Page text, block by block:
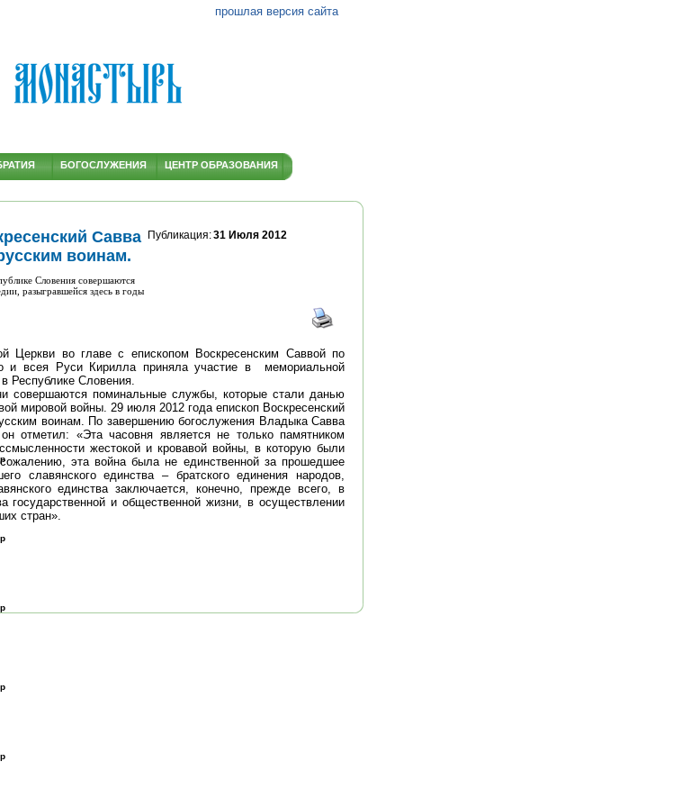
Савва
воинам.
Словения совершаются
разыгравшейся здесь в годы
Публикация:31 Июля 2012
Церкви во главе с епископом Воскресенским Саввой по
и всея Руси Кирилла приняла участие в мемориальной
Республике Словения.
совершаются поминальные службы, которые стали данью
мировой войны. 29 июля 2012 года епископ Воскресенский
воинам. По завершению богослужения Владыка Савва
отметил: «Эта часовня является не только памятником
жестокой и кровавой войны, в которую были
эта война была не единственной за прошедшее
славянского единства – братского единения народов,
единства заключается, конечно, прежде всего, в
государственной и общественной жизни, в осуществлении
стран».
БОГОСЛУЖЕНИЯ ЦЕНТР ОБРАЗОВАНИЯ
прошлая версия сайта